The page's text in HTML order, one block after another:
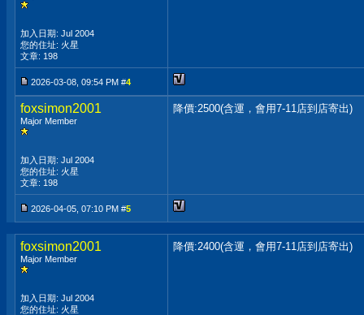
加入日期: Jul 2004
您的住址: 火星
文章: 198
2026-03-08, 09:54 PM #4
foxsimon2001
Major Member
加入日期: Jul 2004
您的住址: 火星
文章: 198
降價:2500(含運，會用7-11店到店寄出)
2026-04-05, 07:10 PM #5
foxsimon2001
Major Member
加入日期: Jul 2004
您的住址: 火星
降價:2400(含運，會用7-11店到店寄出)